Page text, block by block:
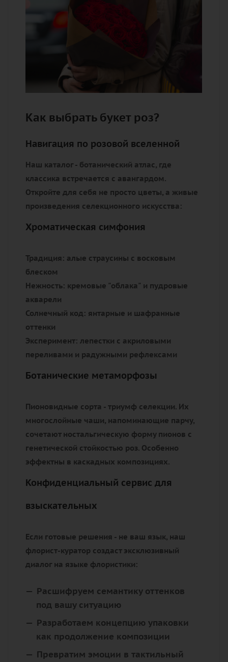
Как выбрать букет роз?
Навигация по розовой вселенной
Наш каталог - ботанический атлас, где
классика встречается с авангардом.
Откройте для себя не просто цветы, а живые
произведения селекционного искусства:
Хроматическая симфония
Традиция: алые страусины с восковым
блеском
Нежность: кремовые "облака" и пудровые
акварели
Солнечный код: янтарные и шафранные
оттенки
Эксперимент: лепестки с акриловыми
переливами и радужными рефлексами
Ботанические метаморфозы
Пионовидные сорта - триумф селекции. Их
многослойные чаши, напоминающие парчу,
сочетают ностальгическую форму пионов с
генетической стойкостью роз. Особенно
эффектны в каскадных композициях.
Конфиденциальный сервис для
взыскательных
Если готовые решения - не ваш язык, наш
флорист-куратор создаст эксклюзивный
диалог на языке флористики:
Расшифруем семантику оттенков
под вашу ситуацию
Разработаем концепцию упаковки
как продолжение композиции
Превратим эмоции в тактильный